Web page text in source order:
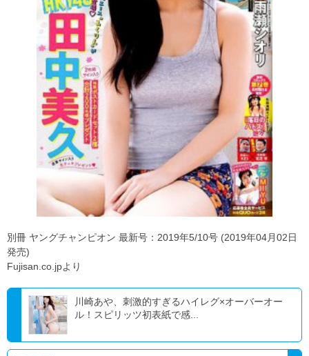
別冊 ヤングチャンピオン 最新号：2019年5/10号 (2019年04月02日
発売)
Fujisan.co.jpより
川崎あや、刺激的すぎるハイレグ×オーバーオー
ル！スピリッツ初表紙で感...